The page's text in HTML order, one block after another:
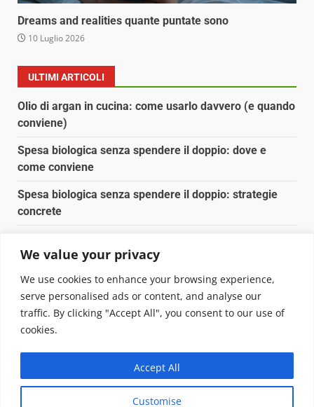
We value your privacy
We use cookies to enhance your browsing experience,
serve personalised ads or content, and analyse our
traffic. By clicking "Accept All", you consent to our use of
cookies.
Customise
Accept All
Dreams and realities quante puntate sono
10 Luglio 2026
ULTIMI ARTICOLI
Olio di argan in cucina: come usarlo davvero (e quando
conviene)
Spesa biologica senza spendere il doppio: dove e
come conviene
Spesa biologica senza spendere il doppio: strategie
concrete
Pulizia naturale della casa: 3 ingredienti che
sostituiscono 10 prodotti chimici
Copyright © 2025 Biopianeta.it proprietà di Jws Media
Questo blog non è una testata giornalistica, in quanto
viene aggiornato senza alcuna periodicità. Non può
pertanto considerarsi un prodotto editoriale ai sensi